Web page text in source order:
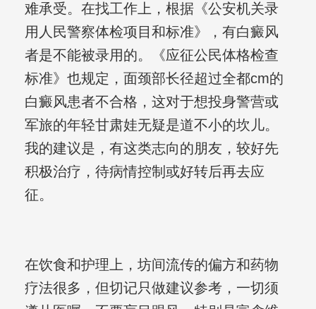
难承受。在找工作上，根据《公安机关录
用人民警察体检项目和标准》，有白癜风
者是不能被录用的。《应征公民体格检查
标准》也规定，面颈部长径超过全都cm的
白癜风患者不合格，这对于想投身警营或
军旅的年轻甘肃娃无疑是道不小的坎儿。
我的建议是，有这类志向的朋友，较好先
积极治疗，待病情控制或好转后再去应
征。
在饮食和护理上，坊间流传的偏方和药物
疗法很多，但切记只做建议参考，一切须